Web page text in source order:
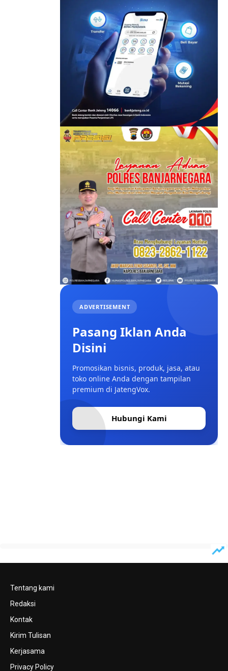
ADVERTISEMENT
Pasang Iklan Anda
Disini
Promosikan bisnis, produk, jasa, atau
toko online Anda dengan tampilan
premium di JatengVox.
Hubungi Kami
Tentang kami
Redaksi
Kontak
Kirim Tulisan
Kerjasama
Privacy Policy